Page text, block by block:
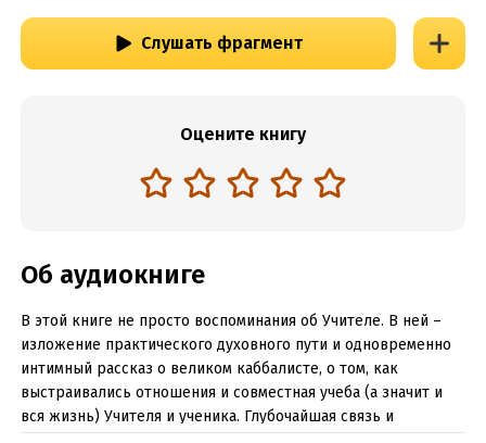
Слушать фрагмент
Оцените книгу
Об аудиокниге
В этой книге не просто воспоминания об Учителе. В ней –
изложение практического духовного пути и одновременно
интимный рассказ о великом каббалисте, о том, как
выстраивались отношения и совместная учеба (а значит и
вся жизнь) Учителя и ученика. Глубочайшая связь и